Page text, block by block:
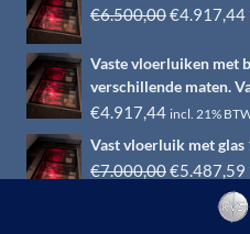
€6.500,00
was:
€6.500,00.
€4.917,44
Vaste vloerluiken met
verschillende maten.
€4.917,44 incl. 21%
Vast vloerluik met
€7.000,00€5.487,59
is: